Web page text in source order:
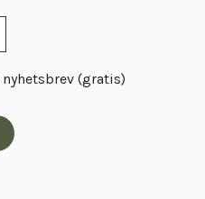
(gratis)